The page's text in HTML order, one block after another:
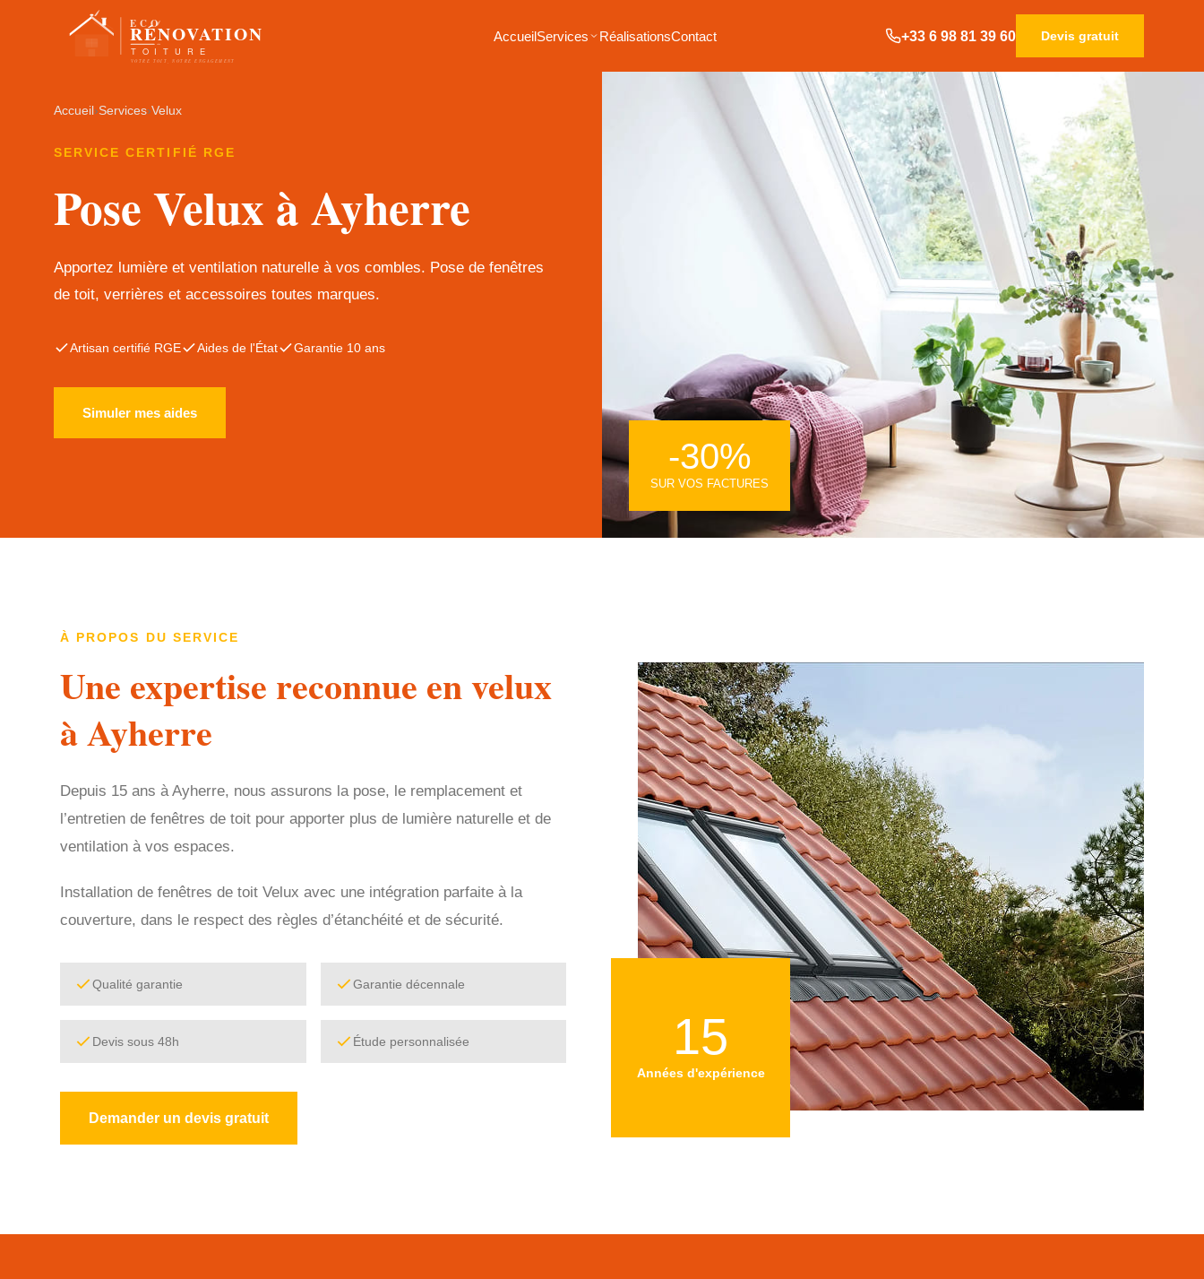
AccueilServices RéalisationsContact +33 6 98 81 39 60 Devis gratuit
Accueil›Services›Velux
SERVICE CERTIFIÉ RGE
Pose Velux à Ayherre
Apportez lumière et ventilation naturelle à vos combles. Pose de fenêtres
de toit, verrières et accessoires toutes marques.
Artisan certifié RGE Aides de l'État Garantie 10 ans
Simuler mes aides
-30%
SUR VOS FACTURES
À PROPOS DU SERVICE
Une expertise reconnue en velux
à Ayherre
Depuis 15 ans à Ayherre, nous assurons la pose, le remplacement et
l’entretien de fenêtres de toit pour apporter plus de lumière naturelle et de
ventilation à vos espaces.
Installation de fenêtres de toit Velux avec une intégration parfaite à la
couverture, dans le respect des règles d’étanchéité et de sécurité.
Qualité garantie Garantie décennale
Devis sous 48h Étude personnalisée
Demander un devis gratuit
15
Années d'expérience